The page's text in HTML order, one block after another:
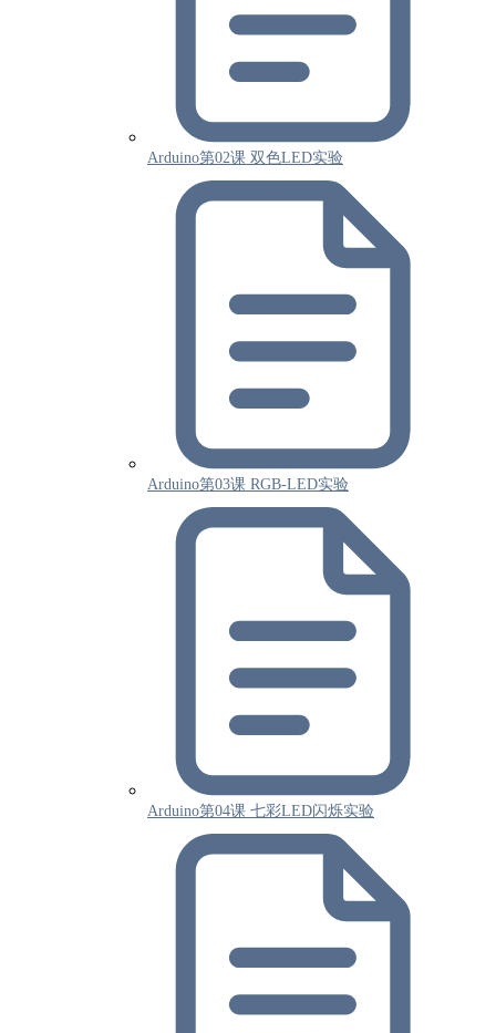
Arduino第02课 双色LED实验
Arduino第03课 RGB-LED实验
Arduino第04课 七彩LED闪烁实验